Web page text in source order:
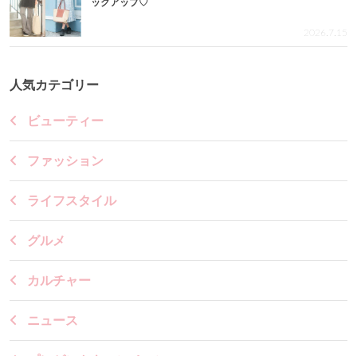
ックアップ♡
2026.7.15
人気カテゴリー
ビューティー
ファッション
ライフスタイル
グルメ
カルチャー
ニュース